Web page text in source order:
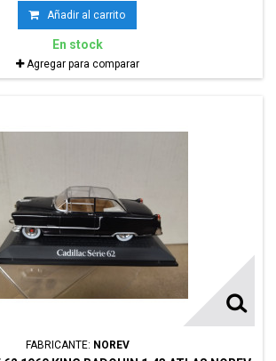
Añadir al carrito
En stock
Agregar para comparar
FABRICANTE: NOREV